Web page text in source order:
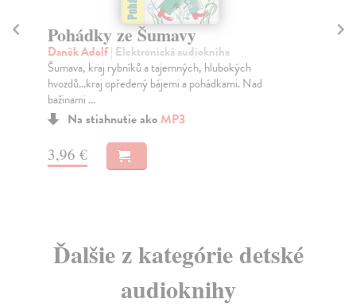
Pohádky ze Šumavy
Daněk Adolf| Elektronická audiokniha
Šumava, kraj rybníků a tajemných, hlubokých
hvozdů...kraj opředený bájemi a pohádkami. Nad
bažinami ...
Na stiahnutie akoMP3
3,96 €
Ďalšie z kategórie detské
audioknihy